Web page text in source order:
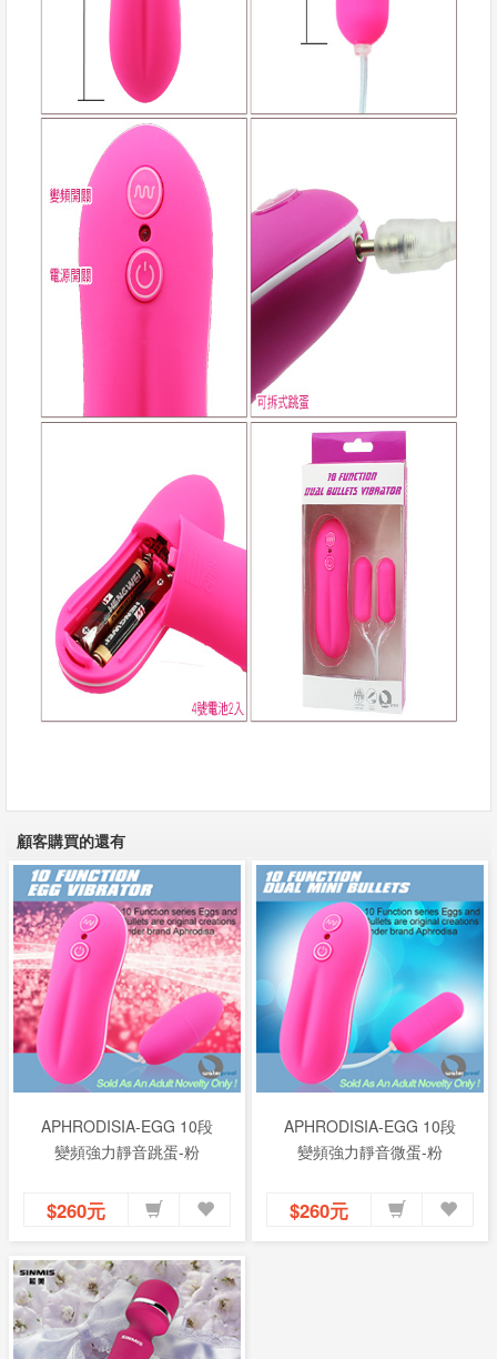
顧客購買的還有
APHRODISIA-EGG 10段
變頻強力靜音跳蛋-粉
$260元
APHRODISIA-EGG 10段
變頻強力靜音微蛋-粉
$260元